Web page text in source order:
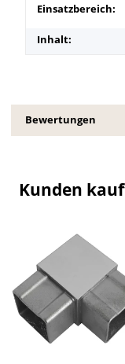
Wert
Einsatzbereich:
Inhalt:
Bewertungen
Kunden